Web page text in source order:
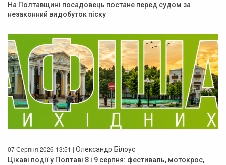
На Полтавщині посадовець постане перед судом за
незаконний видобуток піску
07 Серпня 2026 13:51 | Олександр Білоус
Цікаві події у Полтаві 8 і 9 серпня: фестиваль, мотокрос,